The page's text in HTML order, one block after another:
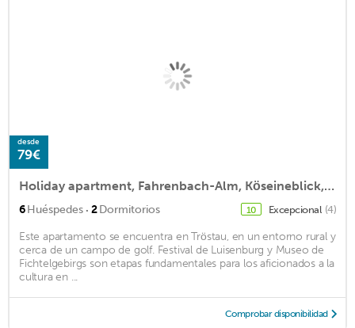
desde
79€
Holiday apartment, Fahrenbach-Alm, Köseineblick, Fichtelgebirge
6Huéspedes · 2Dormitorios 10 Excepcional (4)
Este apartamento se encuentra en Tröstau, en un entorno rural y
cerca de un campo de golf. Festival de Luisenburg y Museo de
Fichtelgebirgs son etapas fundamentales para los aficionados a la
cultura en ...
Comprobar disponibilidad